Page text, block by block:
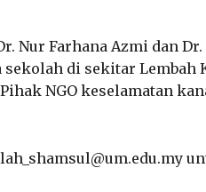
Nur Farhana Azmi dan Dr.
di sekitar Lembah
NGO keselamatan